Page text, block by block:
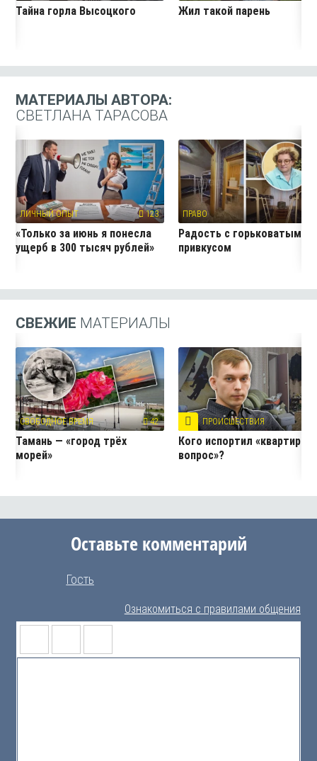
Тайна горла Высоцкого Жил такой парень
МАТЕРИАЛЫ АВТОРА:
СВЕТЛАНА ТАРАСОВА
ЛИЧНЫЙ ОПЫТ 123
«Только за июнь я понесла
ущерб в 300 тысяч рублей»
ПРАВО
Радость с горьковатым
привкусом
СВЕЖИЕ МАТЕРИАЛЫ
СВОБОДНОЕ ВРЕМЯ 42
Тамань — «город трёх
морей»
ПРОИСШЕСТВИЯ
Кого испортил
вопрос»?
Оставьте комментарий
Гость
Ознакомиться с правилами общения